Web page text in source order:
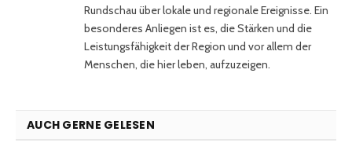
Rundschau über lokale und regionale Ereignisse. Ein
besonderes Anliegen ist es, die Stärken und die
Leistungsfähigkeit der Region und vor allem der
Menschen, die hier leben, aufzuzeigen.
AUCH GERNE GELESEN